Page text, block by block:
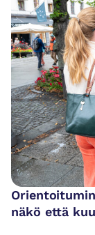
näkö että